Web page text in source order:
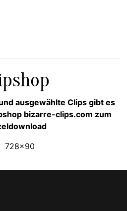
ausgewählte Clips gibt es
bizarre-clips.com zum